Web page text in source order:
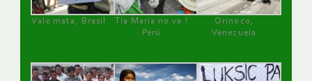
Vale mata, Brasil
Tía María no va !
Perú
Orinoco,
Venezuela